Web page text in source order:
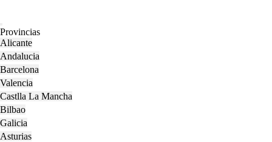
Open
Menu
Provincias
Alicante
Andalucia
Barcelona
Valencia
Castlla La Mancha
Bilbao
Galicia
Asturias